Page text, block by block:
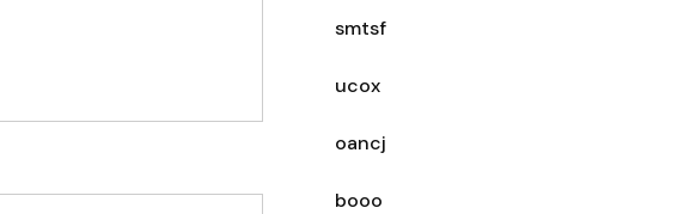
smtsf
ucox
oancj
booo